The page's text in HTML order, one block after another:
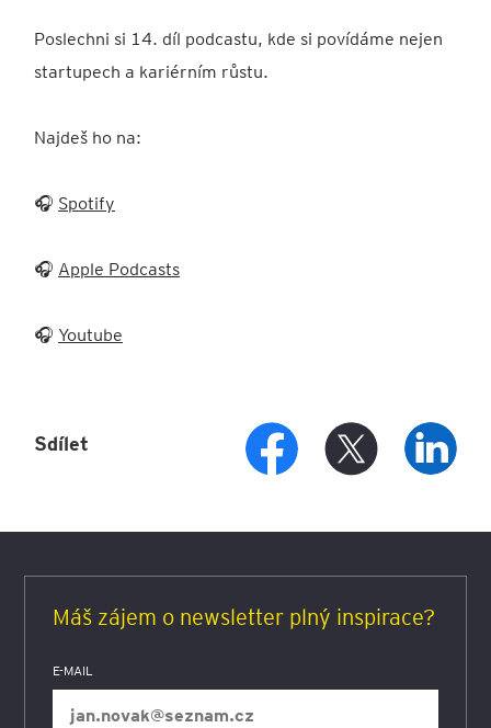
Poslechni si 14. díl podcastu, kde si povídáme nejen
startupech a kariérním růstu.
Najdeš ho na:
🎧 Spotify
🎧 Apple Podcasts
🎧 Youtube
Sdílet
Máš zájem o newsletter plný inspirace?
E-MAIL